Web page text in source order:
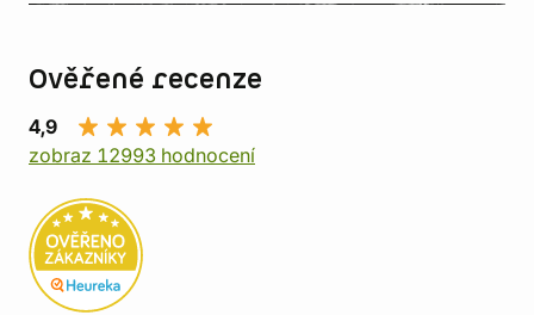
Ověřené recenze
4,9
zobraz 12993 hodnocení